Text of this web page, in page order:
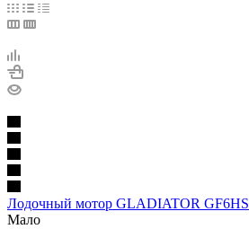
Лодочный мотор GLADIATOR GF6HS
Мало